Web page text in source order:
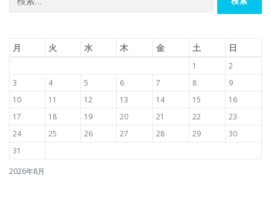
索:
2026年8月
月 火 水 木 金 土 日
1
2
3
4 5 6 7 8
9
10
11 12 13 14 15
16
17
18 19 20 21 22
23
24
25 26 27 28 29
30
31